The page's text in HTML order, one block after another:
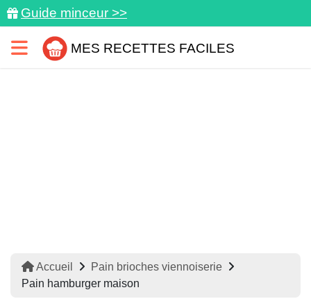
Guide minceur >>
MES RECETTES FACILES
Accueil
Pain brioches viennoiserie
Pain hamburger maison